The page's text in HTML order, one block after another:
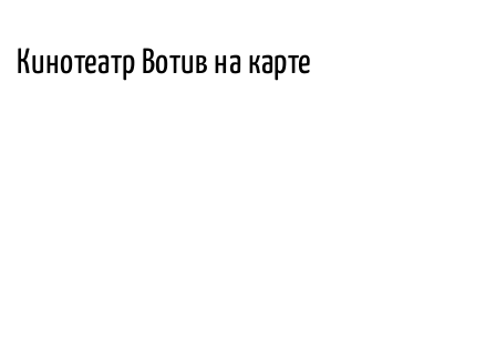
Кинотеатр Вотив на карте